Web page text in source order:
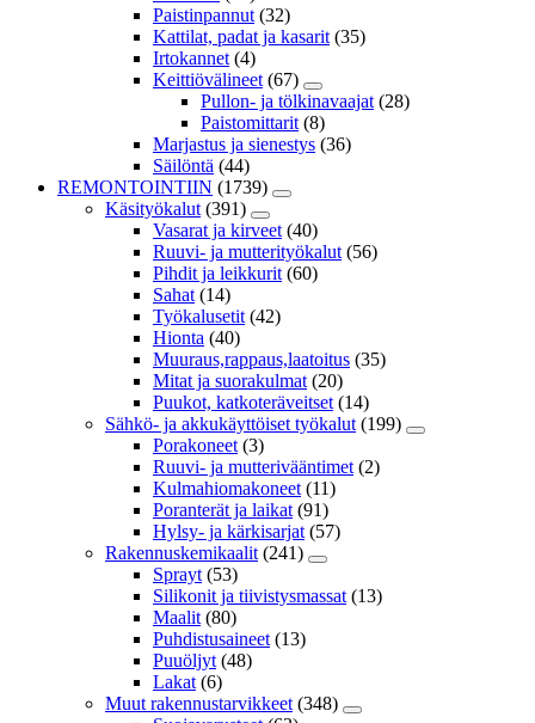
Paistinpannut (32)
Kattilat, padat ja kasarit (35)
Irtokannet (4)
Keittiövälineet (67)
Pullon- ja tölkinavaajat (28)
Paistomittarit (8)
Marjastus ja sienestys (36)
Säilöntä (44)
REMONTOINTIIN (1739)
Käsityökalut (391)
Vasarat ja kirveet (40)
Ruuvi- ja mutterityökalut (56)
Pihdit ja leikkurit (60)
Sahat (14)
Työkalusetit (42)
Hionta (40)
Muuraus,rappaus,laatoitus (35)
Mitat ja suorakulmat (20)
Puukot, katkoteräveitset (14)
Sähkö- ja akkukäyttöiset työkalut (199)
Porakoneet (3)
Ruuvi- ja mutterivääntimet (2)
Kulmahiomakoneet (11)
Poranterät ja laikat (91)
Hylsy- ja kärkisarjat (57)
Rakennuskemikaalit (241)
Sprayt (53)
Silikonit ja tiivistysmassat (13)
Maalit (80)
Puhdistusaineet (13)
Puuöljyt (48)
Lakat (6)
Muut rakennustarvikkeet (348)